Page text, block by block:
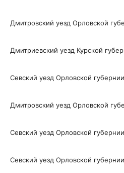
Дмитровский уезд Орловской
Дмитриевский уезд Курской
Севский уезд Орловской губернии
Дмитровский уезд Орловской
Севский уезд Орловской губернии
Севский уезд Орловской губернии